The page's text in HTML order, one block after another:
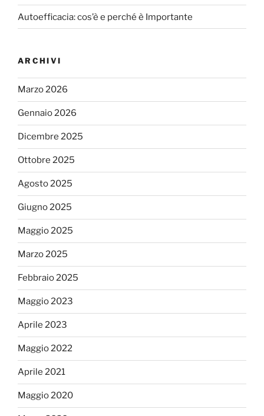
Autoefficacia: cos’è e perché è Importante
ARCHIVI
Marzo 2026
Gennaio 2026
Dicembre 2025
Ottobre 2025
Agosto 2025
Giugno 2025
Maggio 2025
Marzo 2025
Febbraio 2025
Maggio 2023
Aprile 2023
Maggio 2022
Aprile 2021
Maggio 2020